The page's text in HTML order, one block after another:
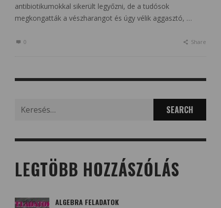
antibiotikumokkal sikerült legyőzni, de a tudósok
megkongatták a vészharangot és úgy vélik aggasztó, …
0 Share
LEGTÖBB HOZZÁSZÓLÁS
ALGEBRA FELADATOK